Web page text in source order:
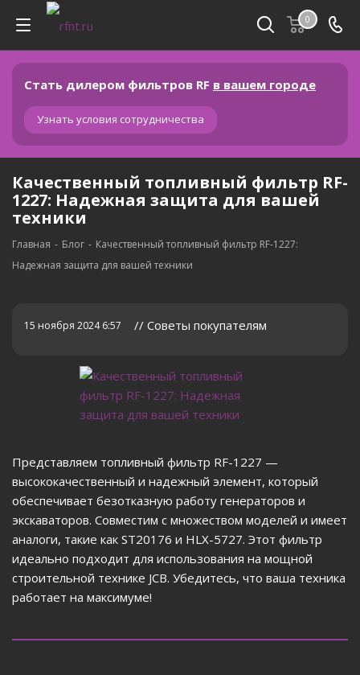
0
Стать дилером фильтров RF в вашем городе
Узнать условия сотрудничества
Качественный топливный фильтр RF-
1227: Надежная защита для вашей
техники
Главная - Блог - Качественный топливный фильтр RF-1227:
Надежная защита для вашей техники
15 ноября 2024 6:57 // Советы покупателям
Представляем топливный фильтр RF-1227 —
высококачественный и надежный элемент, который
обеспечивает безотказную работу генераторов и
экскаваторов. Совместим с множеством моделей и имеет
аналоги, такие как ST20176 и HLX-5727. Этот фильтр
идеально подходит для использования на мощной
строительной технике JCB. Убедитесь, что ваша техника
работает на максимуме!